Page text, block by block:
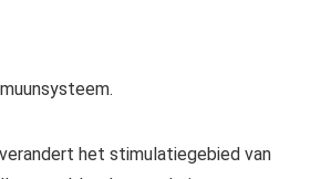
het stimulatiegebied van